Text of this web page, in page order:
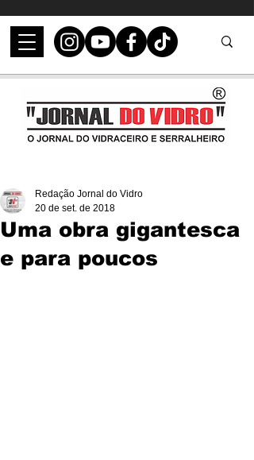
Uma obra gigantesca
e para poucos
Redação Jornal do Vidro
20 de set. de 2018